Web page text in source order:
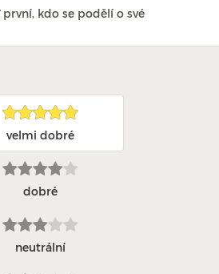
kdo se podělí o své
velmi dobré
dobré
neutrální